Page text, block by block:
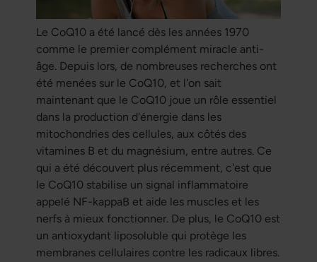
Le CoQ10 a été lancé dès les années 1970
comme le premier complément miracle anti-
âge. Depuis lors, de nombreuses recherches ont
été menées sur le CoQ10, et l'on sait
maintenant que le CoQ10 joue un rôle essentiel
dans la production d'énergie dans les
mitochondries des cellules, aux côtés des
vitamines B et du magnésium, entre autres. Ce
qui a été découvert plus récemment, c'est que
le CoQ10 stabilise un signal inflammatoire
appelé NF-kappaB et aide les muscles et les
nerfs à mieux fonctionner. De plus, le CoQ10 est
un antioxydant liposoluble qui protège les
membranes cellulaires contre les radicaux libres.